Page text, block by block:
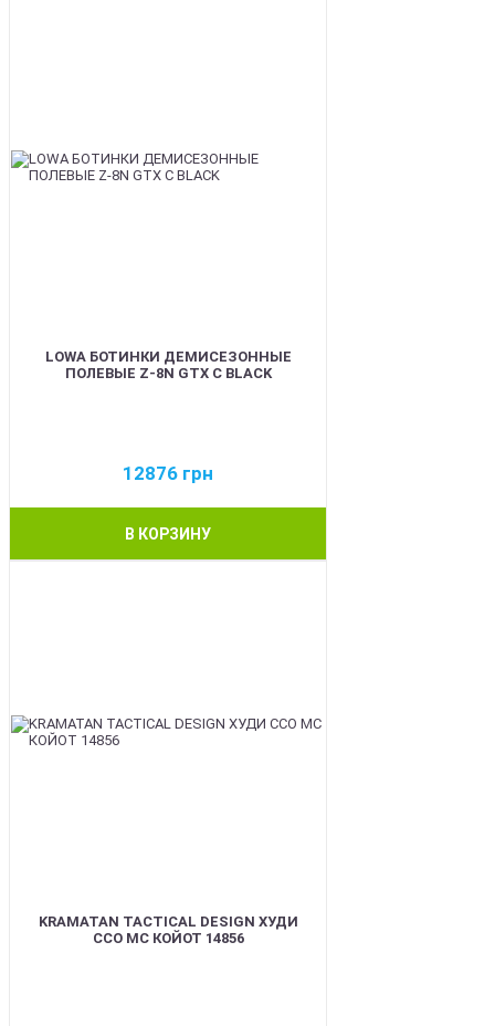
LOWA БОТИНКИ ДЕМИСЕЗОННЫЕ
ПОЛЕВЫЕ Z-8N GTX C BLACK
12876 грн
В КОРЗИНУ
KRAMATAN TACTICAL DESIGN ХУДИ
ССО МС КОЙОТ 14856